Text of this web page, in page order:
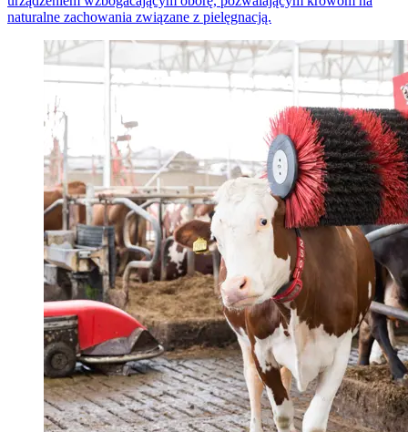
naturalne zachowania związane z pielęgnacją.